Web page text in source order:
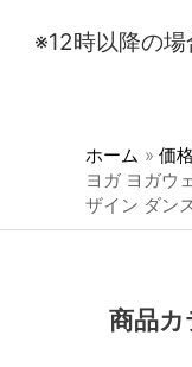
※12時以降の場
ホーム
価
ヨガ ヨガウ
ザイン ダン
商品カ